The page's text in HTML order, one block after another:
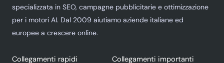
specializzata in SEO, campagne pubblicitarie e ottimizzazione
per i motori AI. Dal 2009 aiutiamo aziende italiane ed
europee a crescere online.
Collegamenti rapidi Collegamenti importanti